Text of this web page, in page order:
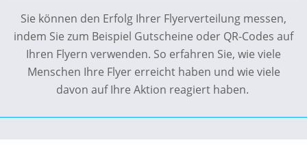
Sie können den Erfolg Ihrer Flyerverteilung messen,
indem Sie zum Beispiel Gutscheine oder QR-Codes auf
Ihren Flyern verwenden. So erfahren Sie, wie viele
Menschen Ihre Flyer erreicht haben und wie viele
davon auf Ihre Aktion reagiert haben.